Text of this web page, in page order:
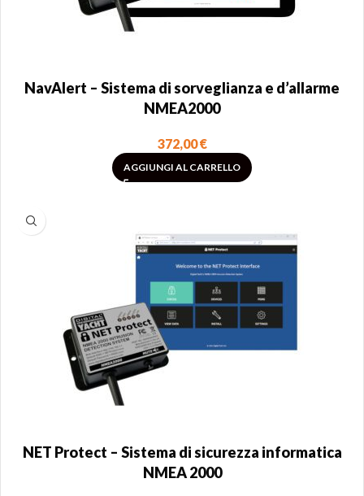
NavAlert – Sistema di sorveglianza e d’allarme
NMEA2000
372,00€
AGGIUNGI AL CARRELLO
NET Protect – Sistema di sicurezza informatica
NMEA 2000